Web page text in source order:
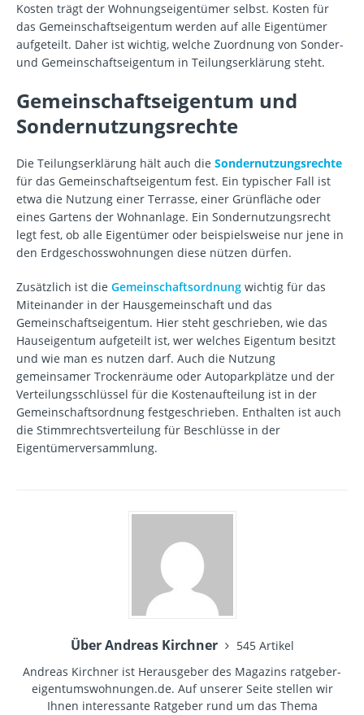
Kosten trägt der Wohnungseigentümer selbst. Kosten für
das Gemeinschaftseigentum werden auf alle Eigentümer
aufgeteilt. Daher ist wichtig, welche Zuordnung von Sonder-
und Gemeinschaftseigentum in Teilungserklärung steht.
Gemeinschaftseigentum und
Sondernutzungsrechte
Die Teilungserklärung hält auch die Sondernutzungsrechte
für das Gemeinschaftseigentum fest. Ein typischer Fall ist
etwa die Nutzung einer Terrasse, einer Grünfläche oder
eines Gartens der Wohnanlage. Ein Sondernutzungsrecht
legt fest, ob alle Eigentümer oder beispielsweise nur jene in
den Erdgeschosswohnungen diese nützen dürfen.
Zusätzlich ist die Gemeinschaftsordnung wichtig für das
Miteinander in der Hausgemeinschaft und das
Gemeinschaftseigentum. Hier steht geschrieben, wie das
Hauseigentum aufgeteilt ist, wer welches Eigentum besitzt
und wie man es nutzen darf. Auch die Nutzung
gemeinsamer Trockenräume oder Autoparkplätze und der
Verteilungsschlüssel für die Kostenaufteilung ist in der
Gemeinschaftsordnung festgeschrieben. Enthalten ist auch
die Stimmrechtsverteilung für Beschlüsse in der
Eigentümerversammlung.
Über Andreas Kirchner
545 Artikel
Andreas Kirchner ist Herausgeber des Magazins ratgeber-
eigentumswohnungen.de. Auf unserer Seite stellen wir
Ihnen interessante Ratgeber rund um das Thema